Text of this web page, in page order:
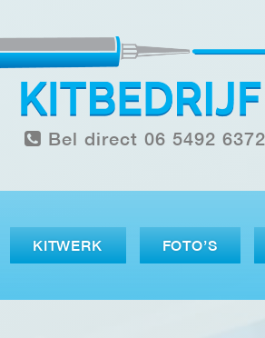
Bel direct 06 5492 6372
KITWERK FOTO’S